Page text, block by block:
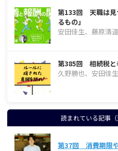
第133回 天職は見
るもの」
安田佳生、藤原清道
第385回 相続税と
久野勝也、安田佳生
読まれている記事（
第37回 消費期限